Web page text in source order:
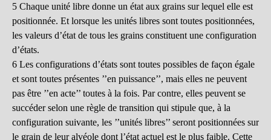
5 Chaque unité libre donne un état aux grains sur lequel elle est
positionnée. Et lorsque les unités libres sont toutes positionnées,
les valeurs d’état de tous les grains constituent une configuration
d’états.
6 Les configurations d’états sont toutes possibles de façon égale
et sont toutes présentes ’’en puissance’’, mais elles ne peuvent
pas être ’’en acte’’ toutes à la fois. Par contre, elles peuvent se
succéder selon une règle de transition qui stipule que, à la
configuration suivante, les ’’unités libres’’ seront positionnées sur
le grain de leur alvéole dont l’état actuel est le plus faible. Cette